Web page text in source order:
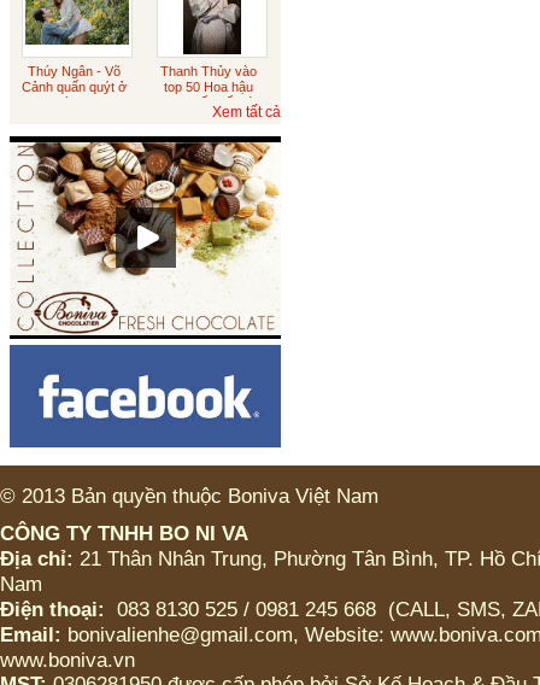
Sôcôla vỏ cam
Tết trung thu
Sôcôla Theo Yêu Cầu
Khách Hàng
Hạt sen
ICED CHOCO MOKA LY
LỚN (CÓ TRÂN CHÂU
ICED CHOCO MOKA LY
VỪA (CÓ TRÂN CHÂU
HOẶC KHÔNG)
Thúy Ngân - Võ
Cảnh quấn quýt ở
Đà Lạt
Thanh Thủy vào
top 50 Hoa hậu
đẹp nhất thế giới
Xem tất cả
© 2013 Bản quyền thuộc Boniva Việt Nam
CÔNG TY TNHH BO NI VA
Địa chỉ: 21 Thân Nhân Trung, Phường Tân Bình, TP. Hồ
Nam
Điện thoại:
083 8130 525 / 0981 245 668 (CALL, SMS,
Email: bonivalienhe@gmail.com, Website:
www.boniva.vn